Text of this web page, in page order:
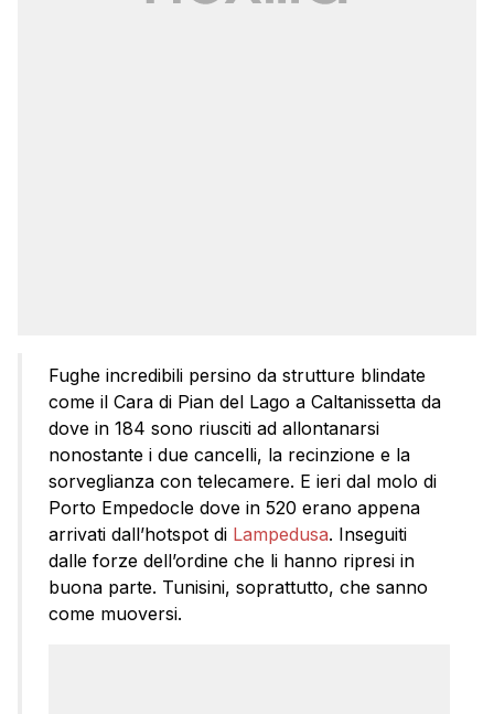
Fughe incredibili persino da strutture blindate
come il Cara di Pian del Lago a Caltanissetta da
dove in 184 sono riusciti ad allontanarsi
nonostante i due cancelli, la recinzione e la
sorveglianza con telecamere. E ieri dal molo di
Porto Empedocle dove in 520 erano appena
arrivati dall’hotspot di Lampedusa. Inseguiti
dalle forze dell’ordine che li hanno ripresi in
buona parte. Tunisini, soprattutto, che sanno
come muoversi.